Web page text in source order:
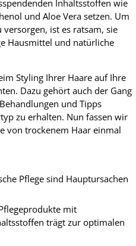
Inhaltsstoffen wie
und Aloe Vera setzen. Um
ist es ratsam, sie
Hausmittel und natürliche
Styling Ihrer Haare auf Ihre
Dazu gehört auch der Gang
und Tipps
zu erhalten. Nun fassen wir
von trockenem Haar einmal
Pflege sind Hauptursachen
mit
trägt zur optimalen